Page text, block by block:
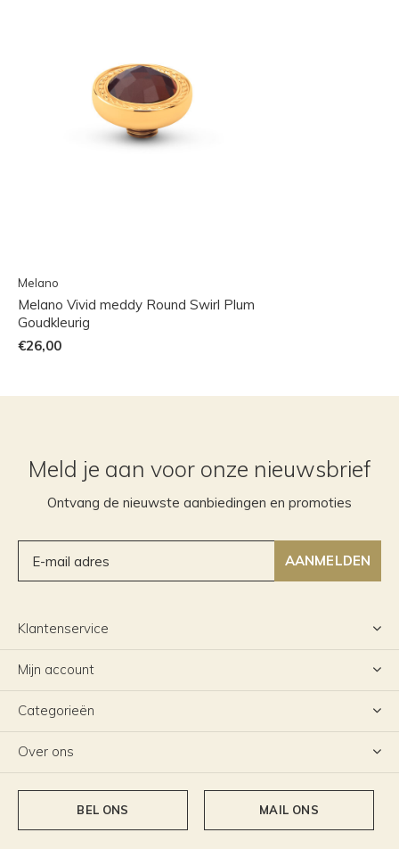
Melano
Melano Vivid meddy Round Swirl Plum
Goudkleurig
€26,00
Meld je aan voor onze nieuwsbrief
Ontvang de nieuwste aanbiedingen en promoties
AANMELDEN
Klantenservice
Mijn account
Categorieën
Over ons
BEL ONS MAIL ONS